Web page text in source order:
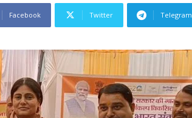
News,
Facebook Twitter Telegram